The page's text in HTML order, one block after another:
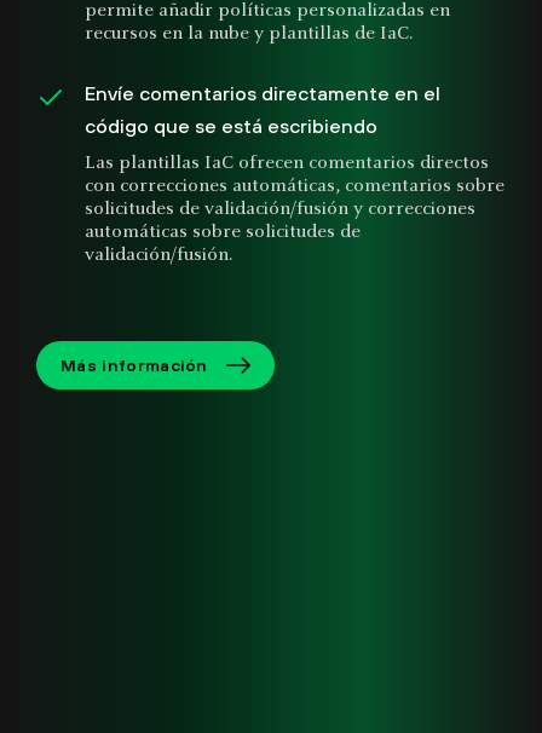
permite añadir políticas personalizadas en
recursos en la nube y plantillas de IaC.
Envíe comentarios directamente en el
código que se está escribiendo
Las plantillas IaC ofrecen comentarios directos
con correcciones automáticas, comentarios sobre
solicitudes de validación/fusión y correcciones
automáticas sobre solicitudes de
validación/fusión.
Más información